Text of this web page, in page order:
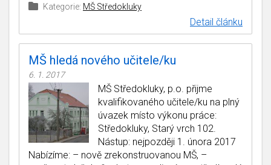
Kategorie: MŠ Středokluky
Detail článku
MŠ hledá nového učitele/ku
6. 1. 2017
MŠ Středokluky, p.o. přijme
kvalifikovaného učitele/ku na plný
úvazek místo výkonu práce:
Středokluky, Starý vrch 102.
Nástup: nejpozději 1. února 2017
Nabízíme: – nově zrekonstruovanou MŠ, –